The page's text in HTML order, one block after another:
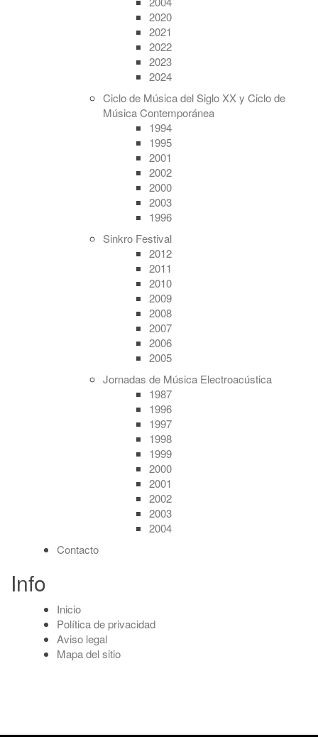
2020
2021
2022
2023
2024
Ciclo de Música del Siglo XX y Ciclo de
Música Contemporánea
1994
1995
2001
2002
2000
2003
1996
Sinkro Festival
2012
2011
2010
2009
2008
2007
2006
2005
Jornadas de Música Electroacústica
1987
1996
1997
1998
1999
2000
2001
2002
2003
2004
Contacto
Info
Inicio
Política de privacidad
Aviso legal
Mapa del sitio